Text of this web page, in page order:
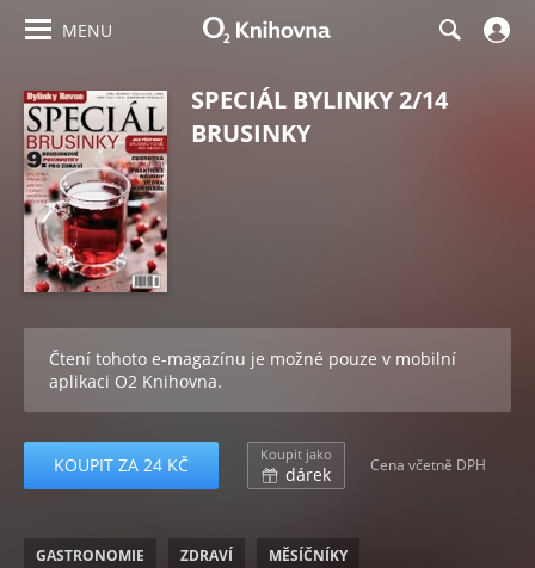
MENU
SPECIÁL BYLINKY 2/14
BRUSINKY
Čtení tohoto e-magazínu je možné pouze v mobilní
aplikaci O2 Knihovna.
KOUPIT ZA 24 KČ Koupit jako
dárek Cena včetně DPH
GASTRONOMIE ZDRAVÍ MĚSÍČNÍKY